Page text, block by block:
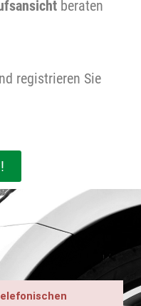
beraten
registrieren Sie